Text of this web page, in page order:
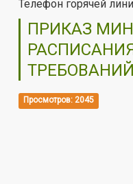
Телефон горячей
ПРИКАЗ
Просмотров: 2045